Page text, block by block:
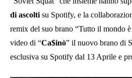
di ascoltisu Spotify, e la
remix del suo brano “Tutto il mondo
video di “Ca$inò” il nuovo brano di
esclusiva su Spotify dal 13 Aprile e